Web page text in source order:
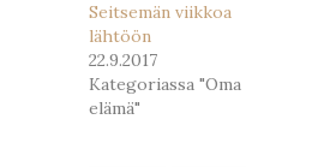
Seitsemän viikkoa
lähtöön
22.9.2017
Kategoriassa "Oma
elämä"